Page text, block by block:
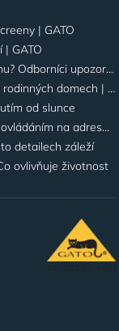
| GATO
GATO
Do čeho se vyplatí investovat při stavbě domu? Odborníci upozorňují na stínění oken
Montáž venkovních žaluzií Z90 RAL 7016 na rodinných domech | Případová studie
od slunce
Montáž venkovních žaluzií Z90 s manuálním ovládáním na adrese Štúrova, Praha 4
detailech záleží
ovlivňuje životnost